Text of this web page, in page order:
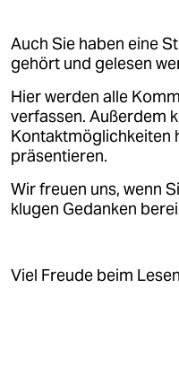
genossenschaft
epaper login
Auch Sie haben eine
gehört und gelesen
Hier werden alle
verfassen. Außerdem
Kontaktmöglichkeiten
präsentieren.
Wir freuen uns, wenn
klugen Gedanken
Viel Freude beim